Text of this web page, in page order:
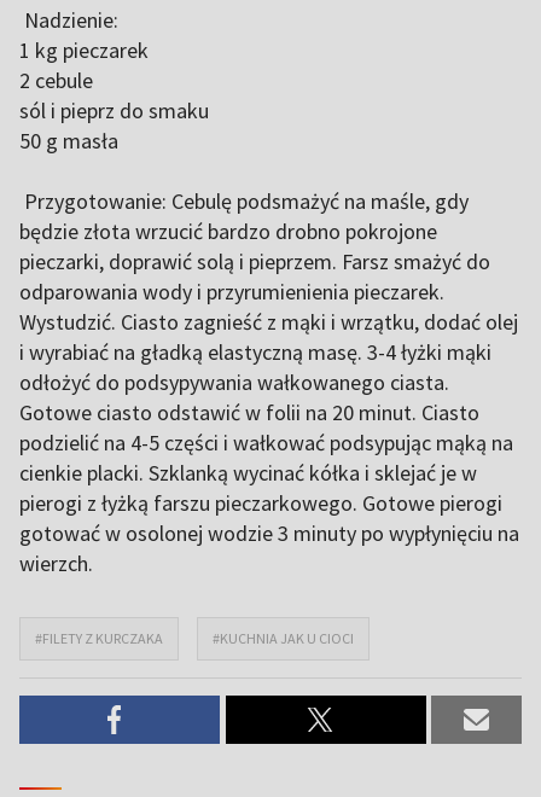
Nadzienie:
1 kg pieczarek
2 cebule
sól i pieprz do smaku
50 g masła
Przygotowanie: Cebulę podsmażyć na maśle, gdy
będzie złota wrzucić bardzo drobno pokrojone
pieczarki, doprawić solą i pieprzem. Farsz smażyć do
odparowania wody i przyrumienienia pieczarek.
Wystudzić. Ciasto zagnieść z mąki i wrzątku, dodać olej
i wyrabiać na gładką elastyczną masę. 3-4 łyżki mąki
odłożyć do podsypywania wałkowanego ciasta.
Gotowe ciasto odstawić w folii na 20 minut. Ciasto
podzielić na 4-5 części i wałkować podsypując mąką na
cienkie placki. Szklanką wycinać kółka i sklejać je w
pierogi z łyżką farszu pieczarkowego. Gotowe pierogi
gotować w osolonej wodzie 3 minuty po wypłynięciu na
wierzch.
#FILETY Z KURCZAKA #KUCHNIA JAK U CIOCI